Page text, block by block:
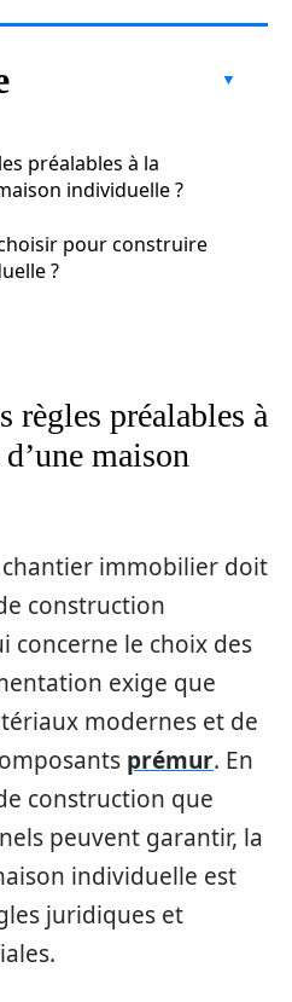
préalables à la
individuelle ?
pour construire
?
règles préalables à
maison
chantier immobilier doit
construction
concerne le choix des
exige que
modernes et de
prémur. En
construction que
peuvent garantir, la
individuelle est
juridiques et